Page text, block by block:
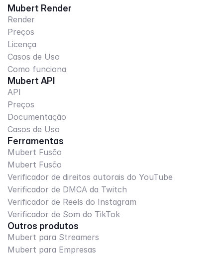
Mubert Render
Render
Preços
Licença
Casos de Uso
Como funciona
Mubert API
API
Preços
Documentação
Casos de Uso
Ferramentas
Mubert Fusão
Mubert Fusão
Verificador de direitos autorais do YouTube
Verificador de DMCA da Twitch
Verificador de Reels do Instagram
Verificador de Som do TikTok
Outros produtos
Mubert para Streamers
Mubert para Empresas